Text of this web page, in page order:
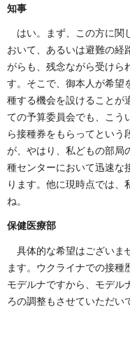
知事
はい。まず、この方に関
おいて、あるいは避難の経
がらも、残念ながら受けら
す。そこで、御本人が希望
種する機会を設けることが
ての予算委員会でも、こう
ら接種券をもらってという
が、やはり、私どもの部局
種センターにおいて迅速な
ります。他に現時点では、
ね。
保健医療部
具体的な希望はございま
ます。ウクライナでの接種
モデルナですから、モデル
ろの調整もさせていただい